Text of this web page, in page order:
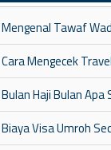
Bulan Haji Bulan Apa